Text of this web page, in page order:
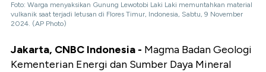
Foto: Warga menyaksikan Gunung Lewotobi Laki Laki memuntahkan material
vulkanik saat terjadi letusan di Flores Timur, Indonesia, Sabtu, 9 November
2024. (AP Photo)
Jakarta, CNBC Indonesia - Magma Badan Geologi
Kementerian Energi dan Sumber Daya Mineral